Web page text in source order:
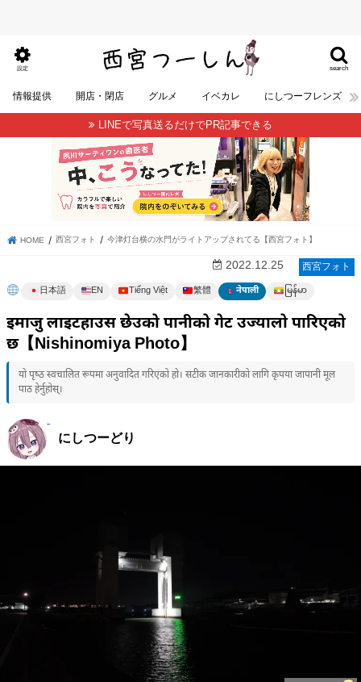
search
設定
情報提供 開店・閉店 グルメ イベカレ にしつーフレンズ
LINEで写真送るだけでPR記事できる
HOME 西宮フォト 今津灯台横の水門がライトアップされてる【西宮フォト】
西宮フォト
2022.12.25
日本語 EN Tiếng Việt 繁體 नेपाली မြန်မာ
इमाजु लाइटहाउस छेउको पानीको गेट उज्यालो पारिएको
छ【Nishinomiya Photo】
यो पृष्ठ स्वचालित रूपमा अनुवादित गरिएको हो। सटीक जानकारीको लागि कृपया जापानी मूल
पाठ हेर्नुहोस्।
にしつーどり